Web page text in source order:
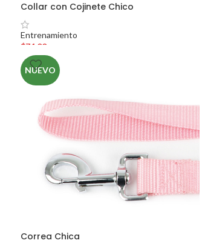
Collar con Cojinete Chico
Entrenamiento
$74.00
NUEVO
Correa Chica